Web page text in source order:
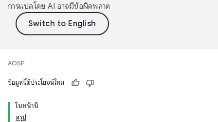
การแปลโดย AI อาจมีข้อผิดพลาด
AOSP
ข้อมูลนี้มีประโยชน์ไหม
ในหน้านี้
สรุป